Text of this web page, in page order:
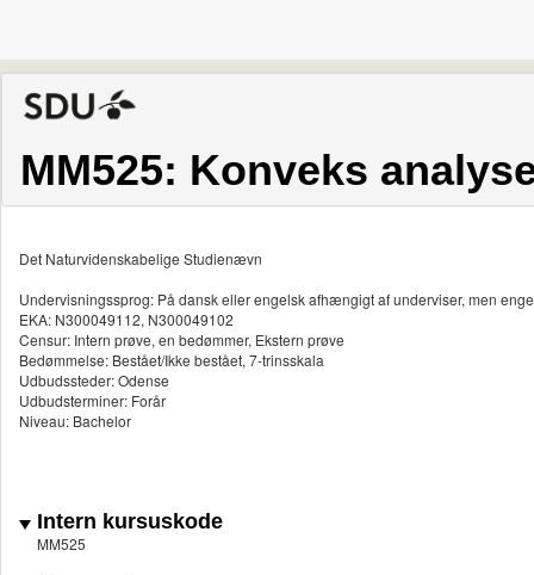
MM525: Konveks
Det Naturvidenskabelige Studienævn
Undervisningssprog: På dansk eller engelsk afhængigt af underviser, men
EKA: N300049112, N300049102
Censur: Intern prøve, en bedømmer, Ekstern prøve
Bedømmelse: Bestået/Ikke bestået, 7-trinsskala
Udbudssteder: Odense
Udbudsterminer: Forår
Niveau: Bachelor
Intern kursuskode
MM525